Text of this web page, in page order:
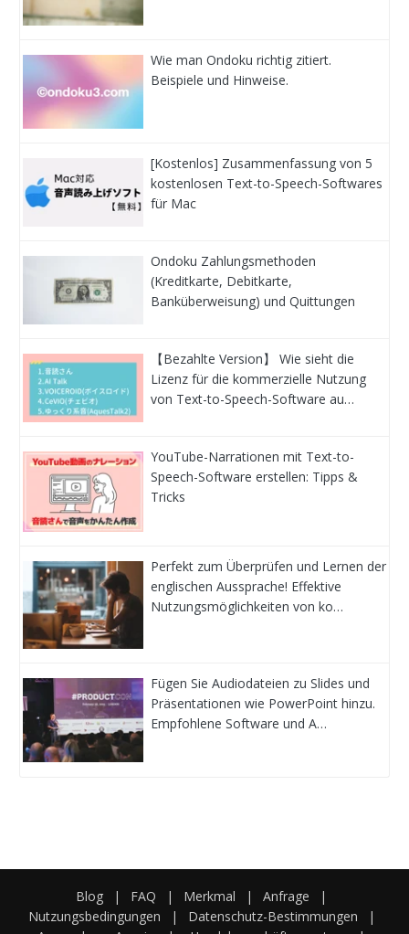
Wie man Ondoku richtig zitiert.
Beispiele und Hinweise.
[Kostenlos] Zusammenfassung von 5
kostenlosen Text-to-Speech-Softwares
für Mac
Ondoku Zahlungsmethoden
(Kreditkarte, Debitkarte,
Banküberweisung) und Quittungen
【Bezahlte Version】 Wie sieht die
Lizenz für die kommerzielle Nutzung
von Text-to-Speech-Software au…
YouTube-Narrationen mit Text-to-
Speech-Software erstellen: Tipps &
Tricks
Perfekt zum Überprüfen und Lernen der
englischen Aussprache! Effektive
Nutzungsmöglichkeiten von ko…
Fügen Sie Audiodateien zu Slides und
Präsentationen wie PowerPoint hinzu.
Empfohlene Software und A…
Blog | FAQ | Merkmal | Anfrage
|
Nutzungsbedingungen
| Datenschutz-Bestimmungen
|